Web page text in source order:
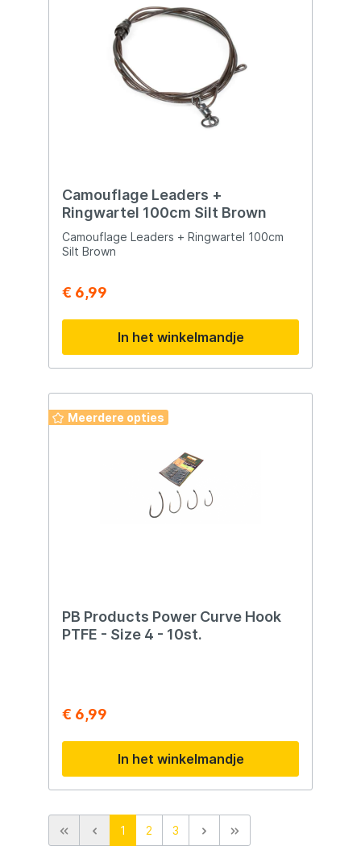
Camouflage Leaders +
Ringwartel 100cm Silt Brown
Camouflage Leaders + Ringwartel 100cm
Silt Brown
€ 6,99
In het winkelmandje
Meerdere opties
PB Products Power Curve Hook
PTFE - Size 4 - 10st.
€ 6,99
In het winkelmandje
1 2 3